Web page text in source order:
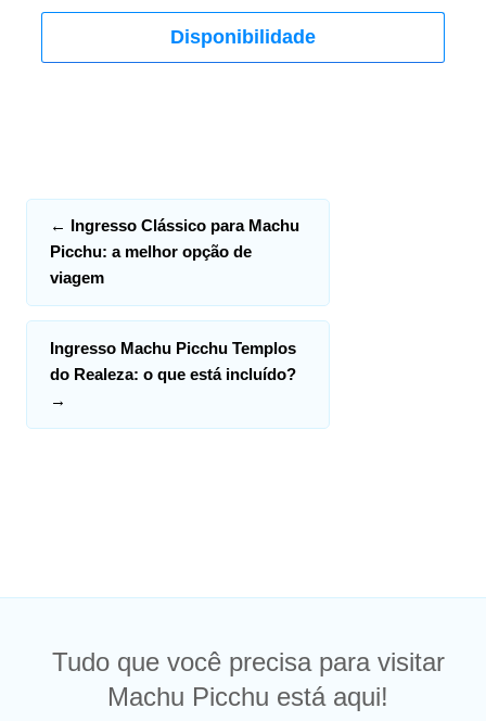
Disponibilidade
← Ingresso Clássico para Machu
Picchu: a melhor opção de
viagem
Ingresso Machu Picchu Templos
do Realeza: o que está incluído?
→
Tudo que você precisa para visitar
Machu Picchu está aqui!